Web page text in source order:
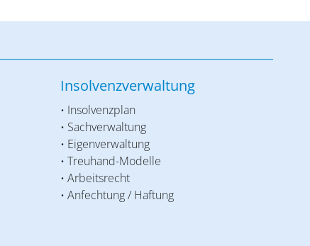
Insolvenzverwaltung
• Insolvenzplan
• Sachverwaltung
• Eigenverwaltung
• Treuhand-Modelle
• Arbeitsrecht
• Anfechtung / Haftung